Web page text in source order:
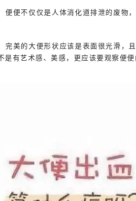
便便不仅仅是人体消化道排泄的废物
完美的大便形状应该是表面很光滑，
是有艺术感、美感，更应该要观察便便